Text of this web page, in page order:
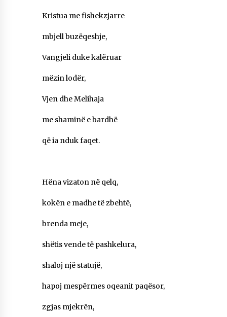
14/10/2025
Faksimilet e një 83 vjetori lufte: Çfarë shkruan
RINDËRTIMIN E VENDIT – NGA ÇIZE XHAFERAJ
KALLARATIN SI MËSUES I MATEMATIKËS, POR
EDHE SI NJË BANOR I PËRKOHSHËM I TIJ”
Gazeta Kallarati nr. 114
Kristua me fishekzjarre
mbjell buzëqeshje,
Vangjeli duke kalëruar
mëzin lodër,
Vjen dhe Melihaja
me shaminë e bardhë
që ia nduk faqet.
Hëna vizaton në qelq,
kokën e madhe të zbehtë,
brenda meje,
shëtis vende të pashkelura,
shaloj një statujë,
hapoj mespërmes oqeanit paqësor,
zgjas mjekrën,